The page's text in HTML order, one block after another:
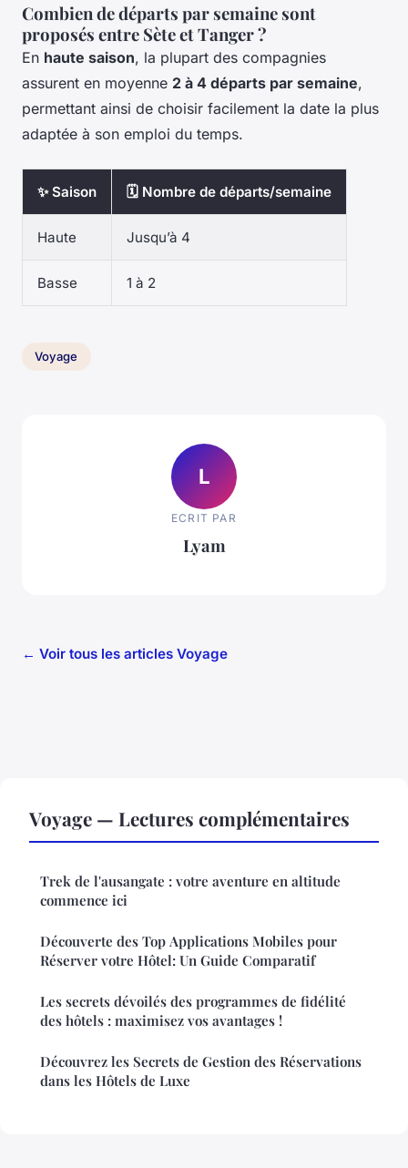
Combien de départs par semaine sont
proposés entre Sète et Tanger ?
En haute saison, la plupart des compagnies
assurent en moyenne 2 à 4 départs par semaine,
permettant ainsi de choisir facilement la date la plus
adaptée à son emploi du temps.
✨ Saison 🗓️ Nombre de départs/semaine
Haute Jusqu’à 4
Basse 1 à 2
Voyage
L
ECRIT PAR
Lyam
← Voir tous les articles Voyage
Voyage — Lectures complémentaires
Trek de l'ausangate : votre aventure en altitude
commence ici
Découverte des Top Applications Mobiles pour
Réserver votre Hôtel: Un Guide Comparatif
Les secrets dévoilés des programmes de fidélité
des hôtels : maximisez vos avantages !
Découvrez les Secrets de Gestion des Réservations
dans les Hôtels de Luxe